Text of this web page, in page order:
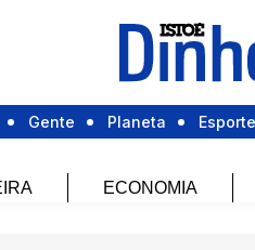
Gente Planeta
ECONOMIA